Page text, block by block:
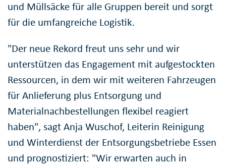
und Müllsäcke für alle Gruppen bereit und sorgt
für die umfangreiche Logistik.
"Der neue Rekord freut uns sehr und wir
unterstützen das Engagement mit aufgestockten
Ressourcen, in dem wir mit weiteren Fahrzeugen
für Anlieferung plus Entsorgung und
Materialnachbestellungen flexibel reagiert
haben", sagt Anja Wuschof, Leiterin Reinigung
und Winterdienst der Entsorgungsbetriebe Essen
und prognostiziert: "Wir erwarten auch in